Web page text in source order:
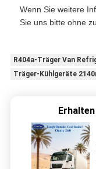
Wenn Sie weitere
Sie uns bitte ohne
R404a-Träger Van
Träger-Kühlgeräte